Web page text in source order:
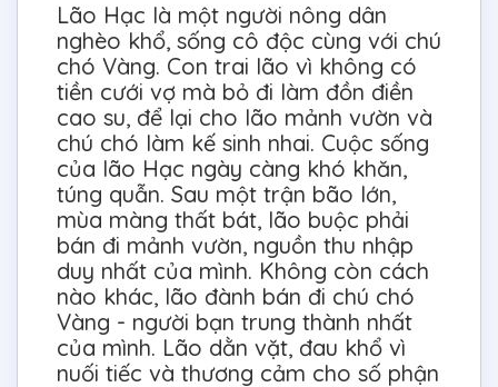
Lão Hạc là một người nông dân
nghèo khổ, sống cô độc cùng với chú
chó Vàng. Con trai lão vì không có
tiền cưới vợ mà bỏ đi làm đồn điền
cao su, để lại cho lão mảnh vườn và
chú chó làm kế sinh nhai. Cuộc sống
của lão Hạc ngày càng khó khăn,
túng quẫn. Sau một trận bão lớn,
mùa màng thất bát, lão buộc phải
bán đi mảnh vườn, nguồn thu nhập
duy nhất của mình. Không còn cách
nào khác, lão đành bán đi chú chó
Vàng - người bạn trung thành nhất
của mình. Lão dằn vặt, đau khổ vì
nuối tiếc và thương cảm cho số phận